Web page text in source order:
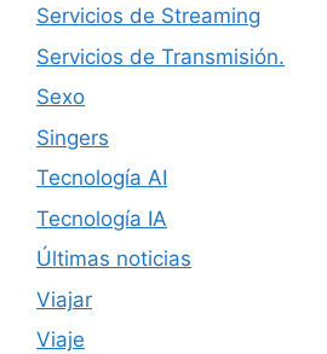
Servicios de Streaming
Servicios de Transmisión.
Sexo
Singers
Tecnología AI
Tecnología IA
Últimas noticias
Viajar
Viaje